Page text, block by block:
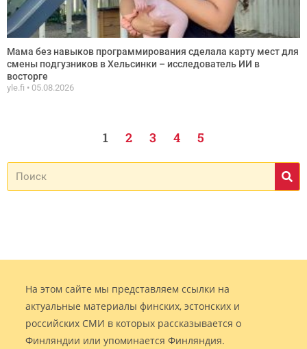
Мама без навыков программирования сделала карту мест для
смены подгузников в Хельсинки – исследователь ИИ в
восторге
yle.fi 05.08.2026
1 2 3 4 5
На этом сайте мы представляем ссылки на
актуальные материалы финских, эстонских и
российских СМИ в которых рассказывается о
Финляндии или упоминается Финляндия.